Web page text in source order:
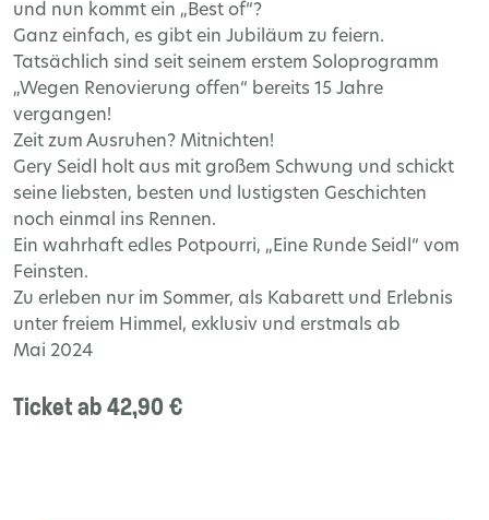
und nun kommt ein „Best of“?
Ganz einfach, es gibt ein Jubiläum zu feiern.
Tatsächlich sind seit seinem erstem Soloprogramm
„Wegen Renovierung offen“ bereits 15 Jahre
vergangen!
Zeit zum Ausruhen? Mitnichten!
Gery Seidl holt aus mit großem Schwung und schickt
seine liebsten, besten und lustigsten Geschichten
noch einmal ins Rennen.
Ein wahrhaft edles Potpourri, „Eine Runde Seidl“ vom
Feinsten.
Zu erleben nur im Sommer, als Kabarett und Erlebnis
unter freiem Himmel, exklusiv und erstmals ab
Mai 2024
Ticket ab 42,90 €